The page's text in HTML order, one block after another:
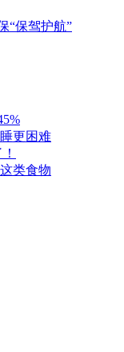
“保驾护航”
更困难
类食物